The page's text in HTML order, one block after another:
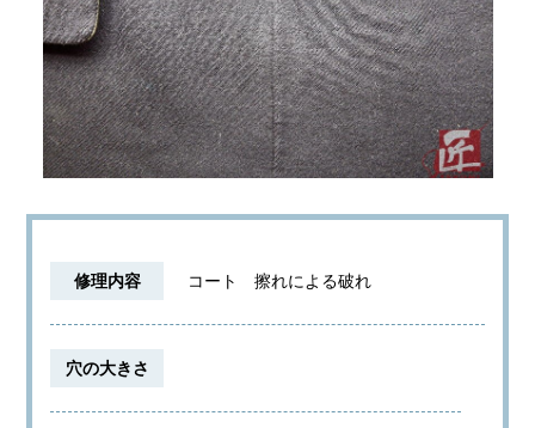
修理内容 コート 擦れによる破れ
穴の大きさ